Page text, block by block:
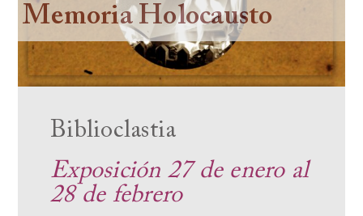
Memoria Holocausto
Biblioclastia
Exposición 27 de enero al
28 de febrero